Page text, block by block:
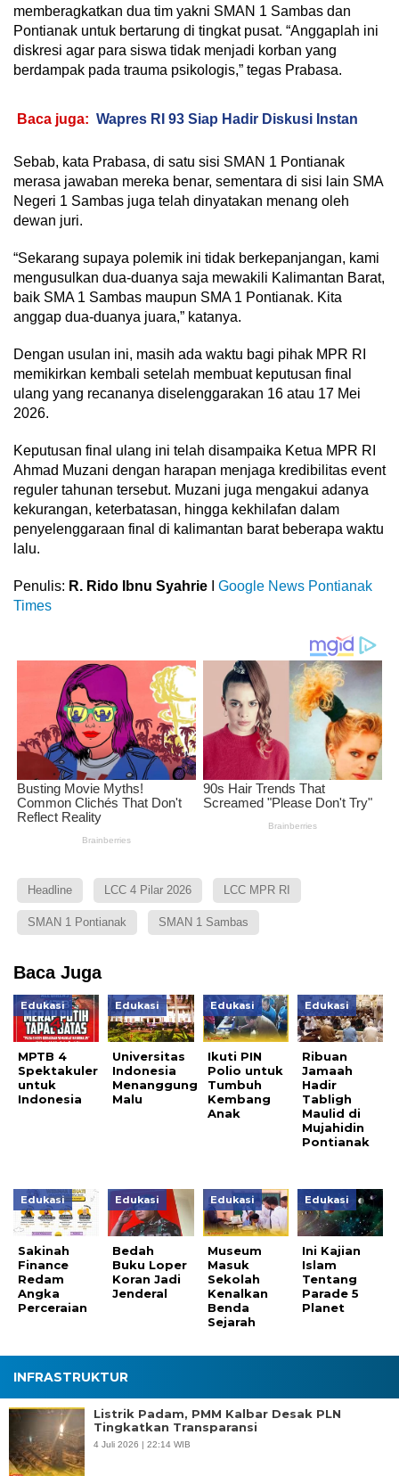
memberagkatkan dua tim yakni SMAN 1 Sambas dan
Pontianak untuk bertarung di tingkat pusat. “Anggaplah ini
diskresi agar para siswa tidak menjadi korban yang
berdampak pada trauma psikologis,” tegas Prabasa.
Baca juga: Wapres RI 93 Siap Hadir Diskusi Instan
Sebab, kata Prabasa, di satu sisi SMAN 1 Pontianak
merasa jawaban mereka benar, sementara di sisi lain SMA
Negeri 1 Sambas juga telah dinyatakan menang oleh
dewan juri.
“Sekarang supaya polemik ini tidak berkepanjangan, kami
mengusulkan dua-duanya saja mewakili Kalimantan Barat,
baik SMA 1 Sambas maupun SMA 1 Pontianak. Kita
anggap dua-duanya juara,” katanya.
Dengan usulan ini, masih ada waktu bagi pihak MPR RI
memikirkan kembali setelah membuat keputusan final
ulang yang recananya diselenggarakan 16 atau 17 Mei
2026.
Keputusan final ulang ini telah disampaika Ketua MPR RI
Ahmad Muzani dengan harapan menjaga kredibilitas event
reguler tahunan tersebut. Muzani juga mengakui adanya
kekurangan, keterbatasan, hingga kekhilafan dalam
penyelenggaraan final di kalimantan barat beberapa waktu
lalu.
Penulis: R. Rido Ibnu Syahrie
Google News Pontianak
Times
Headline LCC 4 Pilar 2026 LCC MPR RI
SMAN 1 Pontianak SMAN 1 Sambas
Baca Juga
Edukasi
MPTB 4
Spektakuler
untuk
Indonesia
Edukasi
Universitas
Indonesia
Menanggung
Malu
Edukasi
Ikuti PIN
Polio untuk
Tumbuh
Kembang
Anak
Edukasi
Ribuan
Jamaah
Hadir
Tabligh
Maulid di
Mujahidin
Pontianak
Edukasi
Sakinah
Finance
Redam
Angka
Perceraian
Edukasi
Bedah
Buku Loper
Koran Jadi
Jenderal
Edukasi
Museum
Masuk
Sekolah
Kenalkan
Benda
Sejarah
Edukasi
Ini Kajian
Islam
Tentang
Parade 5
Planet
INFRASTRUKTUR
Listrik Padam, PMM Kalbar Desak PLN
Tingkatkan Transparansi
4 Juli 2026 | 22:14 WIB